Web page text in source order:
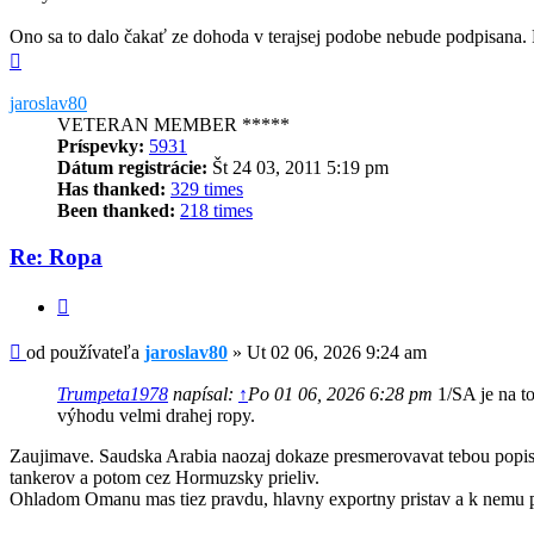
Ono sa to dalo čakať ze dohoda v terajsej podobe nebude
jaroslav80
VETERAN MEMBER *****
Príspevky: 5931
Dátum registrácie: Št 24 03, 2011 5:19 pm
Has thanked: 329 times
Been thanked: 218 times
Re: Ropa
Príspevok
od používateľa jaroslav80 » Ut 02 06, 2026 9:24 am
Trumpeta1978 napísal: ↑Po 01 06, 2026 6:28 pm 1/SA je na
výhodu velmi drahej ropy.
Zaujimave. Saudska Arabia naozaj dokaze presmerovavat tebou
tankerov a potom cez Hormuzsky prieliv.
Ohladom Omanu mas tiez pravdu, hlavny exportny pristav a k